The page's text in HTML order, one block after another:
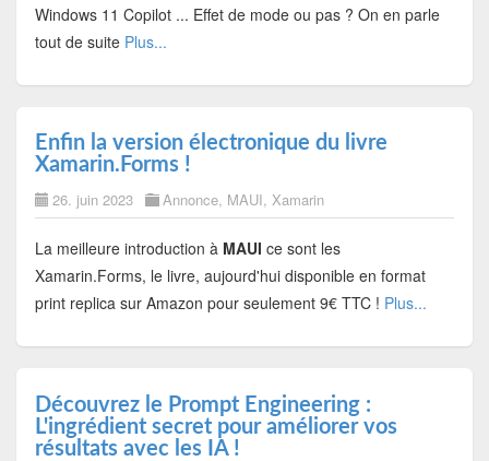
Windows 11 Copilot ... Effet de mode ou pas ? On en parle
tout de suite Plus...
Enfin la version électronique du livre
Xamarin.Forms !
26. juin 2023 Annonce, MAUI, Xamarin
La meilleure introduction à MAUI ce sont les
Xamarin.Forms, le livre, aujourd'hui disponible en format
print replica sur Amazon pour seulement 9€ TTC ! Plus...
Découvrez le Prompt Engineering :
L'ingrédient secret pour améliorer vos
résultats avec les IA !